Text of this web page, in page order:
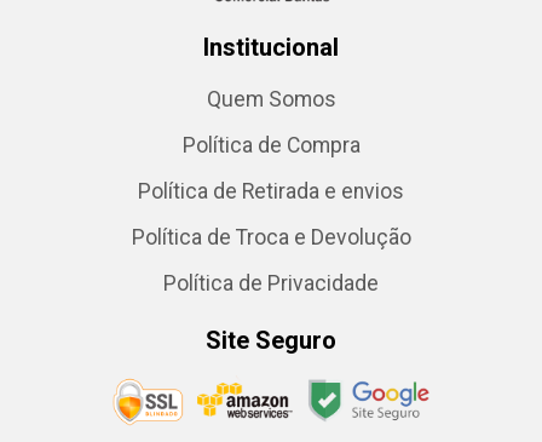
Institucional
Quem Somos
Política de Compra
Política de Retirada e envios
Política de Troca e Devolução
Política de Privacidade
Site Seguro